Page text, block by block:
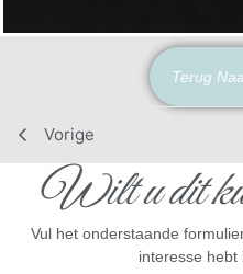
Terug
Vorige
Wilt u dit
Vul het onderstaande
interesse hebt